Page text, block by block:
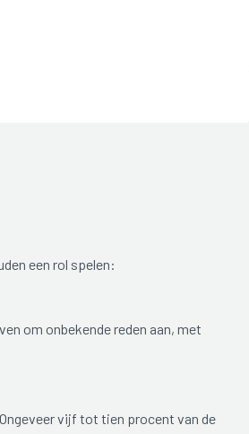
een rol spelen:
om onbekende reden aan, met
vijf tot tien procent van de